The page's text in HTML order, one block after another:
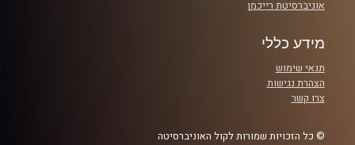
אוניברסיטת רייכמן
מידע כללי
תנאי שימוש
הצהרת נגישות
צרו קשר
© כל הזכויות שמורות לקול האוניברסיטה